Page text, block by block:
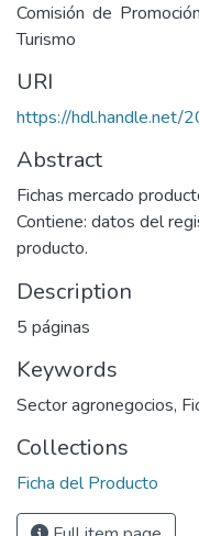
Comisión de
Turismo
URI
https://hdl.handle.net/
Abstract
Fichas mercado
Contiene: datos del
producto.
Description
5 páginas
Keywords
Sector agronegocios,
Collections
Ficha del Producto